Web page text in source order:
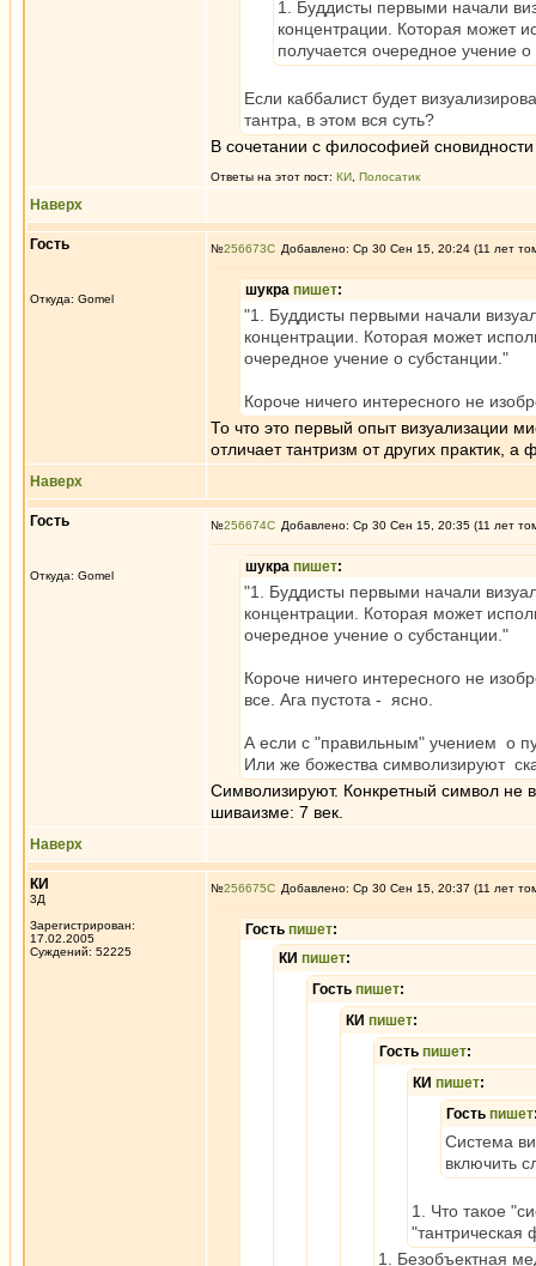
1. Буддисты первыми начали
концентрации. Которая может
получается очередное учение о
Если каббалист будет
тантра, в этом вся суть?
В сочетании с философией сновидности
Ответы на этот пост: КИ Полосатик
Наверх
Гость
Откуда: Gomel
№256673 Добавлено: Ср 30 Сен 15, 20:24 (11 лет
шукра пишет:
"1. Буддисты первыми начали
концентрации. Которая может
очередное учение о субстанции."
Короче ничего интересного не
То что это первый опыт визуализации
отличает тантризм от других практик,
Наверх
Гость
Откуда: Gomel
№256674 Добавлено: Ср 30 Сен 15, 20:35 (11 лет
шукра пишет:
"1. Буддисты первыми начали
концентрации. Которая может
очередное учение о субстанции."
Короче ничего интересного не
все. Ага пустота - ясно.
А если с "правильным" учением о
Или же божества символизируют
Символизируют. Конкретный символ не
шиваизме: 7 век.
Наверх
КИ
3Д
Зарегистрирован:
17.02.2005
Суждений: 52225
№256675 Добавлено: Ср 30 Сен 15, 20:37 (11 лет
Гость пишет:
КИ пишет:
Гость пишет:
КИ пишет:
Гость пишет:
КИ пишет:
Гость пишет
Система
включить
1. Что такое
1. Безобъектная